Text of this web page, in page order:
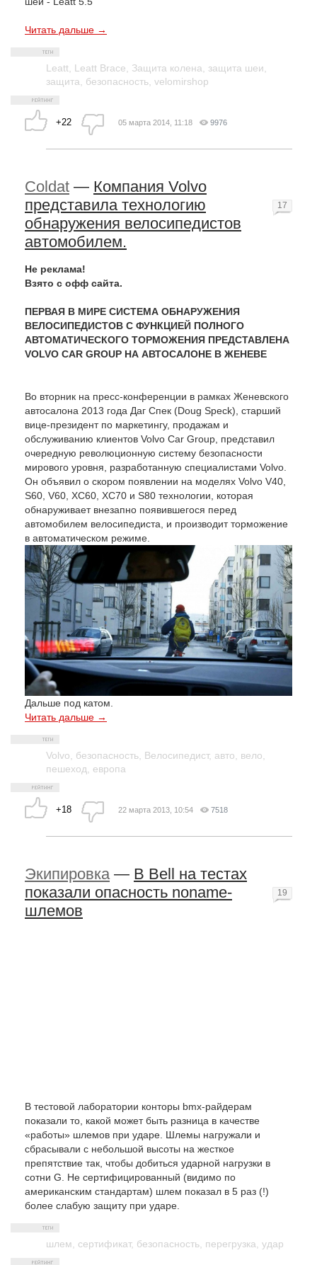
Читать дальше →
Leatt, Leatt Brace, Защита колена, защита шеи,
защита, безопасность, velomirshop
+22 05 марта 2014, 11:18 9976
Coldat — Компания Volvo
представила технологию
обнаружения велосипедистов
автомобилем.
Не реклама!
Взято с офф сайта.
ПЕРВАЯ В МИРЕ СИСТЕМА ОБНАРУЖЕНИЯ
ВЕЛОСИПЕДИСТОВ С ФУНКЦИЕЙ ПОЛНОГО
АВТОМАТИЧЕСКОГО ТОРМОЖЕНИЯ ПРЕДСТАВЛЕНА
VOLVO CAR GROUP НА АВТОСАЛОНЕ В ЖЕНЕВЕ
Во вторник на пресс-конференции в рамках Женевского
автосалона 2013 года Даг Спек (Doug Speck), старший
вице-президент по маркетингу, продажам и
обслуживанию клиентов Volvo Car Group, представил
очередную революционную систему безопасности
мирового уровня, разработанную специалистами Volvo.
Он объявил о скором появлении на моделях Volvo V40,
S60, V60, XC60, XC70 и S80 технологии, которая
обнаруживает внезапно появившегося перед
автомобилем велосипедиста, и производит торможение
в автоматическом режиме.
Дальше под катом.
Читать дальше →
Volvo безопасность Велосипедист, авто вело
пешеход
европа
+18
17
22 марта 2013, 10:54 7518
Экипировка— В Bell на тестах
показали опасность noname-
шлемов
В тестовой лаборатории конторы bmx-райдерам
показали то, какой может быть разница в качестве
«работы» шлемов при ударе. Шлемы нагружали и
сбрасывали с небольшой высоты на жесткое
препятствие так, чтобы добиться ударной нагрузки в
сотни G. Не сертифицированный (видимо по
американским стандартам) шлем показал в 5 раз (!)
более слабую защиту при ударе.
шлем сертификат, безопасность перегрузка удар
19